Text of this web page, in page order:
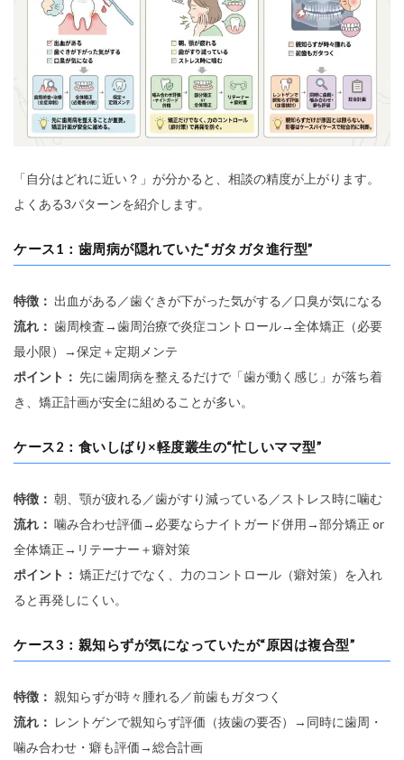
「自分はどれに近い？」が分かると、相談の精度が上がります。
よくある3パターンを紹介します。
ケース1：歯周病が隠れていた“ガタガタ進行型”
特徴： 出血がある／歯ぐきが下がった気がする／口臭が気になる
流れ： 歯周検査→歯周治療で炎症コントロール→全体矯正（必要
最小限）→保定＋定期メンテ
ポイント： 先に歯周病を整えるだけで「歯が動く感じ」が落ち着
き、矯正計画が安全に組めることが多い。
ケース2：食いしばり×軽度叢生の“忙しいママ型”
特徴： 朝、顎が疲れる／歯がすり減っている／ストレス時に噛む
流れ： 噛み合わせ評価→必要ならナイトガード併用→部分矯正 or
全体矯正→リテーナー＋癖対策
ポイント： 矯正だけでなく、力のコントロール（癖対策）を入れ
ると再発しにくい。
ケース3：親知らずが気になっていたが“原因は複合型”
特徴： 親知らずが時々腫れる／前歯もガタつく
流れ： レントゲンで親知らず評価（抜歯の要否）→同時に歯周・
噛み合わせ・癖も評価→総合計画